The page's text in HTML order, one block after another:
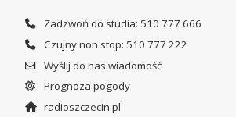
Zadzwoń do studia: 510 777 666
Czujny non stop: 510 777 222
Wyślij do nas wiadomość
Prognoza pogody
radioszczecin.pl